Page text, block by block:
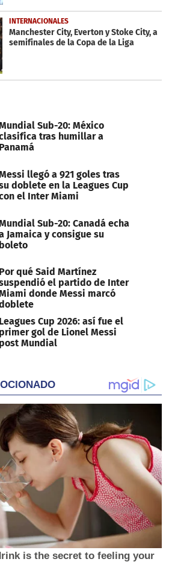
INTERNACIONALES
Manchester City, Everton y Stoke City, a
semifinales de la Copa de la Liga
Sub-20: México
tras humillar a
Panamá
llegó a 921 goles tras
doblete en la Leagues Cup
el Inter Miami
Sub-20: Canadá echa
Jamaica y consigue su
boleto
Por qué Said Martínez
el partido de Inter
donde Messi marcó
Leagues Cup 2026: así fue el
primer gol de Lionel Messi
post Mundial